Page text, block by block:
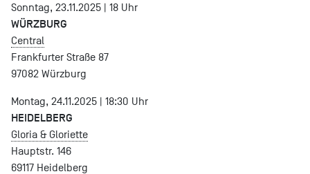
Sonntag, 23.11.2025 | 18 Uhr
WÜRZBURG
Central
Frankfurter Straße 87
97082 Würzburg
Montag, 24.11.2025 | 18:30 Uhr
HEIDELBERG
Gloria & Gloriette
Hauptstr. 146
69117 Heidelberg